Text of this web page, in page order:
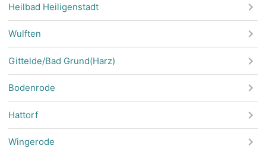
Heilbad Heiligenstadt
Wulften
Gittelde/Bad Grund(Harz)
Bodenrode
Hattorf
Wingerode